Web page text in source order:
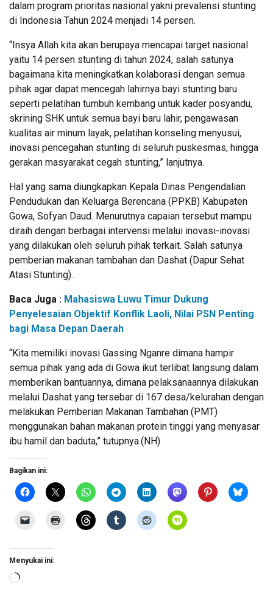
dalam program prioritas nasional yakni prevalensi stunting
di Indonesia Tahun 2024 menjadi 14 persen.
“Insya Allah kita akan berupaya mencapai target nasional
yaitu 14 persen stunting di tahun 2024, salah satunya
bagaimana kita meningkatkan kolaborasi dengan semua
pihak agar dapat mencegah lahirnya bayi stunting baru
seperti pelatihan tumbuh kembang untuk kader posyandu,
skrining SHK untuk semua bayi baru lahir, pengawasan
kualitas air minum layak, pelatihan konseling menyusui,
inovasi pencegahan stunting di seluruh puskesmas, hingga
gerakan masyarakat cegah stunting,” lanjutnya.
Hal yang sama diungkapkan Kepala Dinas Pengendalian
Pendudukan dan Keluarga Berencana (PPKB) Kabupaten
Gowa, Sofyan Daud. Menurutnya capaian tersebut mampu
diraih dengan berbagai intervensi melalui inovasi-inovasi
yang dilakukan oleh seluruh pihak terkait. Salah satunya
pemberian makanan tambahan dan Dashat (Dapur Sehat
Atasi Stunting).
Baca Juga : Mahasiswa Luwu Timur Dukung
Penyelesaian Objektif Konflik Laoli, Nilai PSN Penting
bagi Masa Depan Daerah
“Kita memiliki inovasi Gassing Nganre dimana hampir
semua pihak yang ada di Gowa ikut terlibat langsung dalam
memberikan bantuannya, dimana pelaksanaannya dilakukan
melalui Dashat yang tersebar di 167 desa/kelurahan dengan
melakukan Pemberian Makanan Tambahan (PMT)
menggunakan bahan makanan protein tinggi yang menyasar
ibu hamil dan baduta,” tutupnya.(NH)
Bagikan ini:
Menyukai ini:
Memuat...